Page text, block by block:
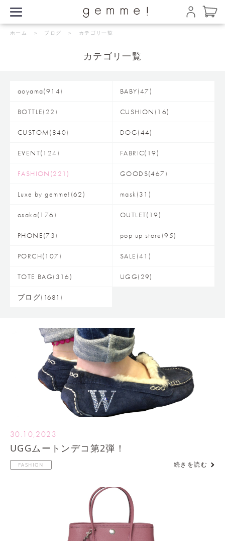
ホーム ＞ ブログ ＞ カテゴリ一覧
カテゴリ一覧
aoyama(914) BABY(47)
BOTTLE(22) CUSHION(16)
CUSTOM(840) DOG(44)
EVENT(124) FABRIC(19)
FASHION(221) GOODS(467)
Luxe by gemme!(62) mask(31)
osaka(176) OUTLET(19)
PHONE(73) pop up store(95)
PORCH(107) SALE(41)
TOTE BAG(316) UGG(29)
ブログ(1681)
30.10,2023
UGGムートンデコ第2弾！
FASHION 続きを読む